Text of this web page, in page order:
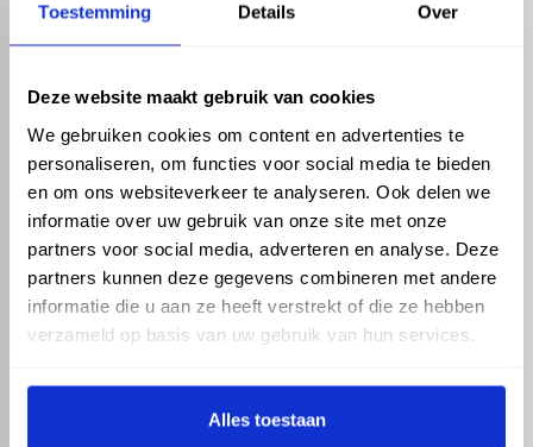
Toestemming Details Over
Deze website maakt gebruik van cookies
We gebruiken cookies om content en advertenties te
personaliseren, om functies voor social media te bieden
en om ons websiteverkeer te analyseren. Ook delen we
informatie over uw gebruik van onze site met onze
partners voor social media, adverteren en analyse. Deze
partners kunnen deze gegevens combineren met andere
informatie die u aan ze heeft verstrekt of die ze hebben
verzameld op basis van uw gebruik van hun services.
Alles toestaan
ASSORTIMENT
Hemelwaterafvoer
Drukleiding
Beregening
KENNIS EN HULP
Klantenservice
Kennisbank
phone_enabled +31 416 75 02 55
mail info@vosproducts.nl
check_circleDé bouwmarkt van Altena
check_circle Direct uit grote voorraad geleverd met eigen transport
check_circleLevering in NL en BE